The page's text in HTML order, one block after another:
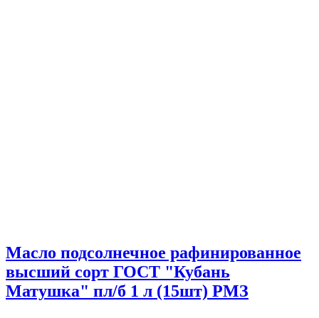
Масло подсолнечное рафинированное
высший сорт ГОСТ "Кубань
Матушка" пл/б 1 л (15шт) РМЗ